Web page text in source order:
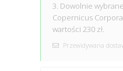
3. Dowolnie
Copernicus
wartości 230 zł.
Przewidywana